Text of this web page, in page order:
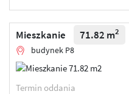
Mieszkanie 71.82 m2
budynek P8
Termin oddania